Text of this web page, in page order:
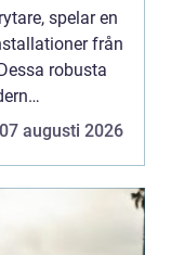
spelar en
från
robusta
07 augusti 2026